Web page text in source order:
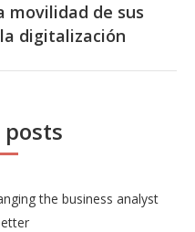
movilidad de sus
digitalización
posts
the business analyst